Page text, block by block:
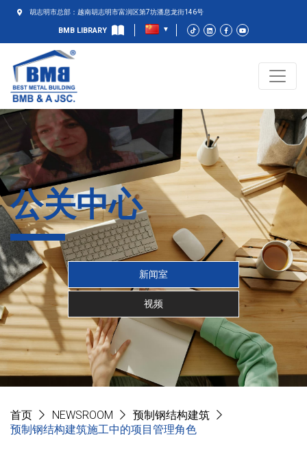
胡志明市总部：越南胡志明市富润区第7坊潘息龙街146号
BMB LIBRARY
公关中心
新闻室
视频
首页 NEWSROOM
预制钢结构建筑
预制钢结构建筑施工中的项目管理角色